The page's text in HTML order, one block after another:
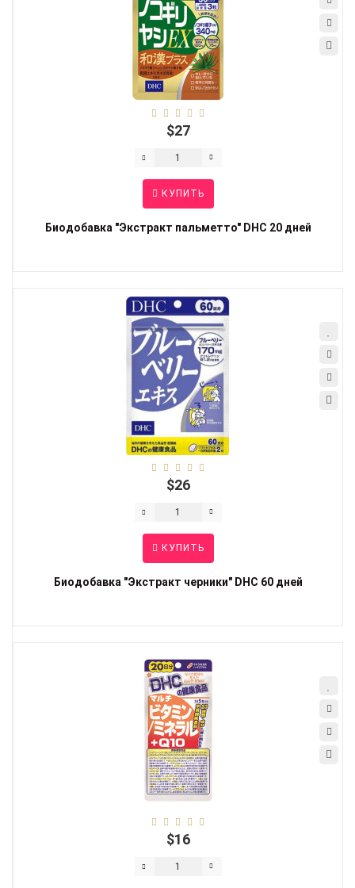
$27
КУПИТЬ
Биодобавка "Экстракт пальметто" DHC 20 дней
$26
КУПИТЬ
Биодобавка "Экстракт черники" DHC 60 дней
$16